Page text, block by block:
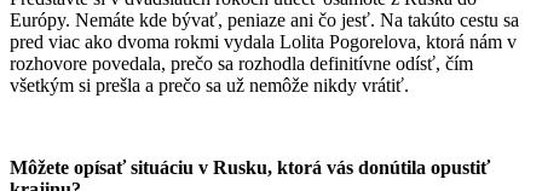
Európy. Nemáte kde bývať, peniaze ani čo jesť. Na takúto cestu sa
pred viac ako dvoma rokmi vydala Lolita Pogorelova, ktorá nám v
rozhovore povedala, prečo sa rozhodla definitívne odísť, čím
všetkým si prešla a prečo sa už nemôže nikdy vrátiť.
Môžete opísať situáciu v Rusku, ktorá vás donútila opustiť